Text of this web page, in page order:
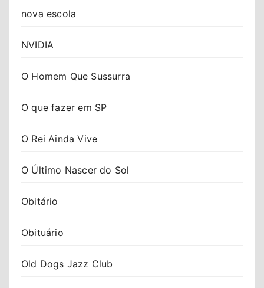
nova escola
NVIDIA
O Homem Que Sussurra
O que fazer em SP
O Rei Ainda Vive
O Último Nascer do Sol
Obitário
Obituário
Old Dogs Jazz Club